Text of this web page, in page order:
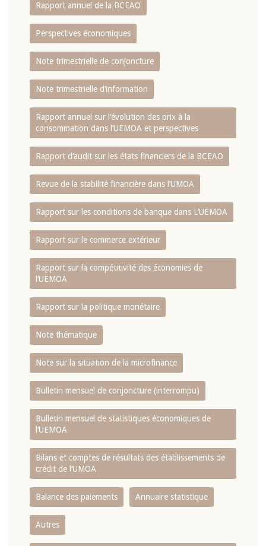
Rapport annuel de la BCEAO
Perspectives économiques
Note trimestrielle de conjoncture
Note trimestrielle d‘information
Rapport annuel sur l‘évolution des prix à la
consommation dans l‘UEMOA et perspectives
Rapport d‘audit sur les états financiers de la BCEAO
Revue de la stabilité financière dans l‘UMOA
Rapport sur les conditions de banque dans L‘UEMOA
Rapport sur le commerce extérieur
Rapport sur la compétitivité des économies de
l‘UEMOA
Rapport sur la politique monétaire
Note thématique
Note sur la situation de la microfinance
Bulletin mensuel de conjoncture (interrompu)
Bulletin mensuel de statistiques économiques de
l‘UEMOA
Bilans et comptes de résultats des établissements de
crédit de l‘UMOA
Balance des paiements Annuaire statistique
Autres